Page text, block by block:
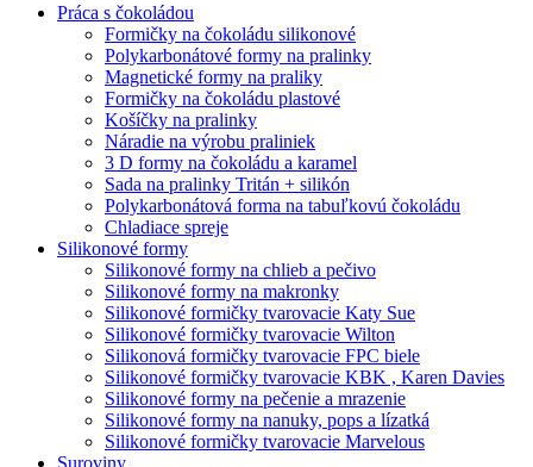
Práca s čokoládou
Formičky na čokoládu silikonové
Polykarbonátové formy na pralinky
Magnetické formy na praliky
Formičky na čokoládu plastové
Košíčky na pralinky
Náradie na výrobu praliniek
3 D formy na čokoládu a karamel
Sada na pralinky Tritán + silikón
Polykarbonátová forma na tabuľkovú čokoládu
Chladiace spreje
Silikonové formy
Silikonové formy na chlieb a pečivo
Silikonové formy na makronky
Silikonové formičky tvarovacie Katy Sue
Silikonové formičky tvarovacie Wilton
Silikonová formičky tvarovacie FPC biele
Silikonové formičky tvarovacie KBK , Karen Davies
Silikonové formy na pečenie a mrazenie
Silikonové formy na nanuky, pops a lízatká
Silikonové formičky tvarovacie Marvelous
Suroviny